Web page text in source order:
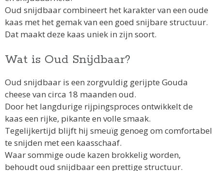
Oud snijdbaar combineert het karakter van een oude
kaas met het gemak van een goed snijbare structuur.
Dat maakt deze kaas uniek in zijn soort.
Wat is Oud Snijdbaar?
Oud snijdbaar is een zorgvuldig gerijpte Gouda
cheese van circa 18 maanden oud.
Door het langdurige rijpingsproces ontwikkelt de
kaas een rijke, pikante en volle smaak.
Tegelijkertijd blijft hij smeuïg genoeg om comfortabel
te snijden met een kaasschaaf.
Waar sommige oude kazen brokkelig worden,
behoudt oud snijdbaar een prettige structuur.